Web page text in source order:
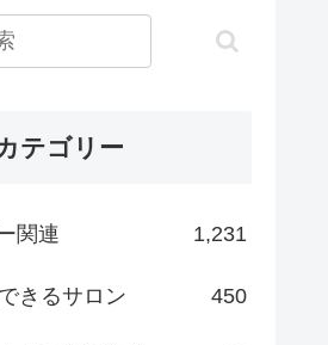
テゴリー
関連 1,231
きるサロン 450